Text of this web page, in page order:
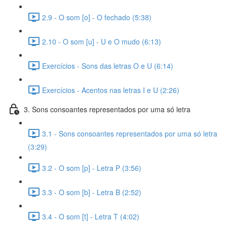
2.9 - O som [o] - O fechado (5:38)
2.10 - O som [u] - U e O mudo (6:13)
Exercícios - Sons das letras O e U (6:14)
Exercícios - Acentos nas letras I e U (2:26)
3. Sons consoantes representados por uma só letra
3.1 - Sons consoantes representados por uma só letra
(3:29)
3.2 - O som [p] - Letra P (3:56)
3.3 - O som [b] - Letra B (2:52)
3.4 - O som [t] - Letra T (4:02)